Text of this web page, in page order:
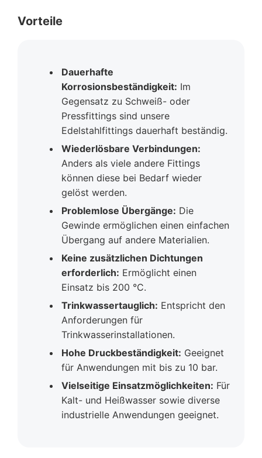
Vorteile
Dauerhafte
Korrosionsbeständigkeit: Im
Gegensatz zu Schweiß- oder
Pressfittings sind unsere
Edelstahlfittings dauerhaft beständig.
Wiederlösbare Verbindungen:
Anders als viele andere Fittings
können diese bei Bedarf wieder
gelöst werden.
Problemlose Übergänge: Die
Gewinde ermöglichen einen einfachen
Übergang auf andere Materialien.
Keine zusätzlichen Dichtungen
erforderlich: Ermöglicht einen
Einsatz bis 200 °C.
Trinkwassertauglich: Entspricht den
Anforderungen für
Trinkwasserinstallationen.
Hohe Druckbeständigkeit: Geeignet
für Anwendungen mit bis zu 10 bar.
Vielseitige Einsatzmöglichkeiten: Für
Kalt- und Heißwasser sowie diverse
industrielle Anwendungen geeignet.